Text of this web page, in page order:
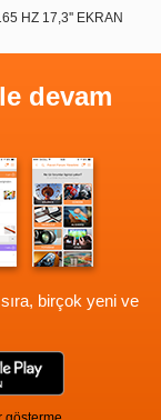
HZ 17,3'' EKRAN
devam
birçok yeni ve